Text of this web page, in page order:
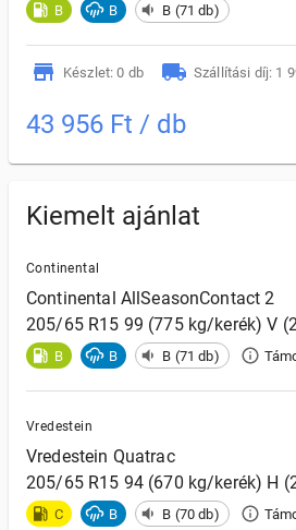
B B B (71 db)
Készlet: 0 db Szállítási díj: 1
43 956 Ft / db
Kiemelt ajánlat
Continental
Continental AllSeasonContact 2
205/65 R15 99 (775 kg/kerék) V
B B B (71 db)
Vredestein
Vredestein Quatrac
205/65 R15 94 (670 kg/kerék) H
C B B (70 db)